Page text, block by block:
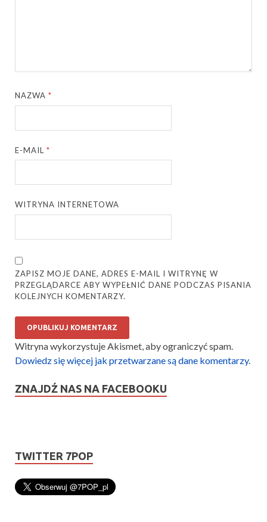
NAZWA*
E-MAIL*
WITRYNA INTERNETOWA
ZAPISZ MOJE DANE, ADRES E-MAIL I WITRYNĘ W
PRZEGLĄDARCE ABY WYPEŁNIĆ DANE PODCZAS PISANIA
KOLEJNYCH KOMENTARZY.
Witryna wykorzystuje Akismet, aby ograniczyć spam.
Dowiedz się więcej jak przetwarzane są dane komentarzy.
ZNAJDŹ NAS NA FACEBOOKU
TWITTER 7POP